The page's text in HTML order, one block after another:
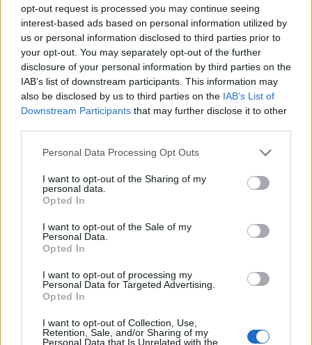
opt-out request is processed you may continue seeing
interest-based ads based on personal information utilized by
us or personal information disclosed to third parties prior to
your opt-out. You may separately opt-out of the further
disclosure of your personal information by third parties on the
IAB’s list of downstream participants. This information may
also be disclosed by us to third parties on the IAB’s List of
Downstream Participants that may further disclose it to other
Please note that this website/app uses one or more Google
not limited to your visit or usage behaviour. You may click to
grant or deny consent to Google and its third-party tags to
use your data for below specified purposes in below Google
consent section.
Personal Data Processing Opt Outs
I want to opt-out of the Sharing of my
personal data.
Opted In
I want to opt-out of the Sale of my
Personal Data.
Opted In
I want to opt-out of processing my
Personal Data for Targeted Advertising.
Opted In
I want to opt-out of Collection, Use,
Retention, Sale, and/or Sharing of my
Personal Data that Is Unrelated with the
Sarah Gavron rendezőnő mozija emellett kitűnően
ábrázolja a Maud és férje, Sonny (Ben Winshaw)
közti korabeli párkapcsolati paradigmát, illetve a nő
fokozatosan kibontakozó aktivizmusának
házasságára gyakorolt hatásait. Dacára annak, hogy
nem elnyomó alkat, Sonny nem képes magát a pater
familias uralkodó és gondoskodó szerepéből
kiszakítani, ami nemcsak kettejük, hanem George
fiuk (Adam Micheal Todd) életének ívét is átrajzolja.
Az east endi közösség tagjainak – nőknek és
adott válaszreakciója is beszédes, amiben
együttérzésnek vagy segítőkészségnek nyomát sem